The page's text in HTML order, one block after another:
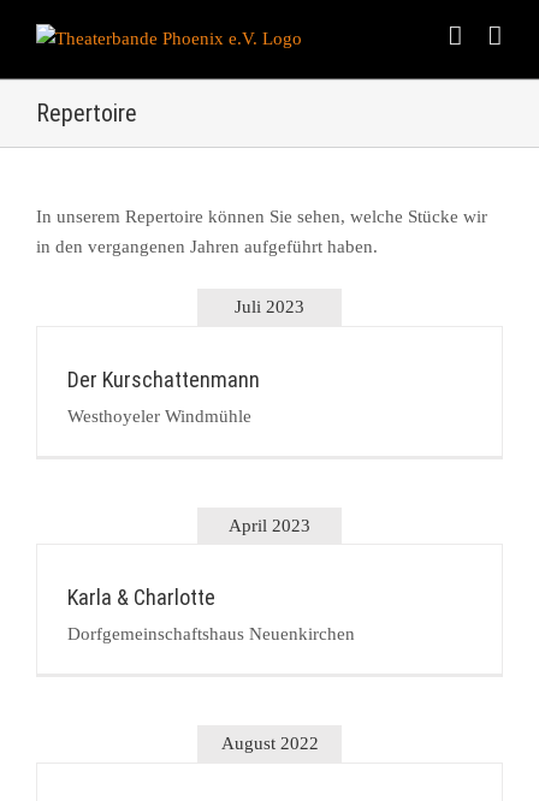
Repertoire
In unserem Repertoire können Sie sehen, welche Stücke wir
in den vergangenen Jahren aufgeführt haben.
Juli 2023
Der Kurschattenmann
Westhoyeler Windmühle
April 2023
Karla & Charlotte
Dorfgemeinschaftshaus Neuenkirchen
August 2022